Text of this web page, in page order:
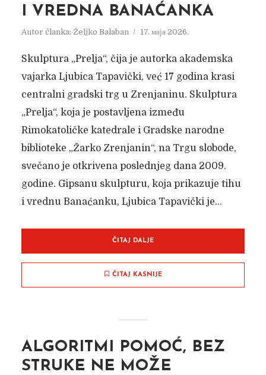
I VREDNA BANAĆANKA
Autor članka: Željko Balaban 17. маја 2026.
Skulptura „Prelja“, čija je autorka akademska
vajarka Ljubica Tapavički, već 17 godina krasi
centralni gradski trg u Zrenjaninu. Skulptura
„Prelja“, koja je postavljena između
Rimokatoličke katedrale i Gradske narodne
biblioteke „Žarko Zrenjanin“, na Trgu slobode,
svečano je otkrivena poslednjeg dana 2009.
godine. Gipsanu skulpturu, koja prikazuje tihu
i vrednu Banaćanku, Ljubica Tapavički je...
ČITAJ DALJE
ČITAJ KASNIJE
ALGORITMI POMOĆ, BEZ
STRUKE NE MOŽE